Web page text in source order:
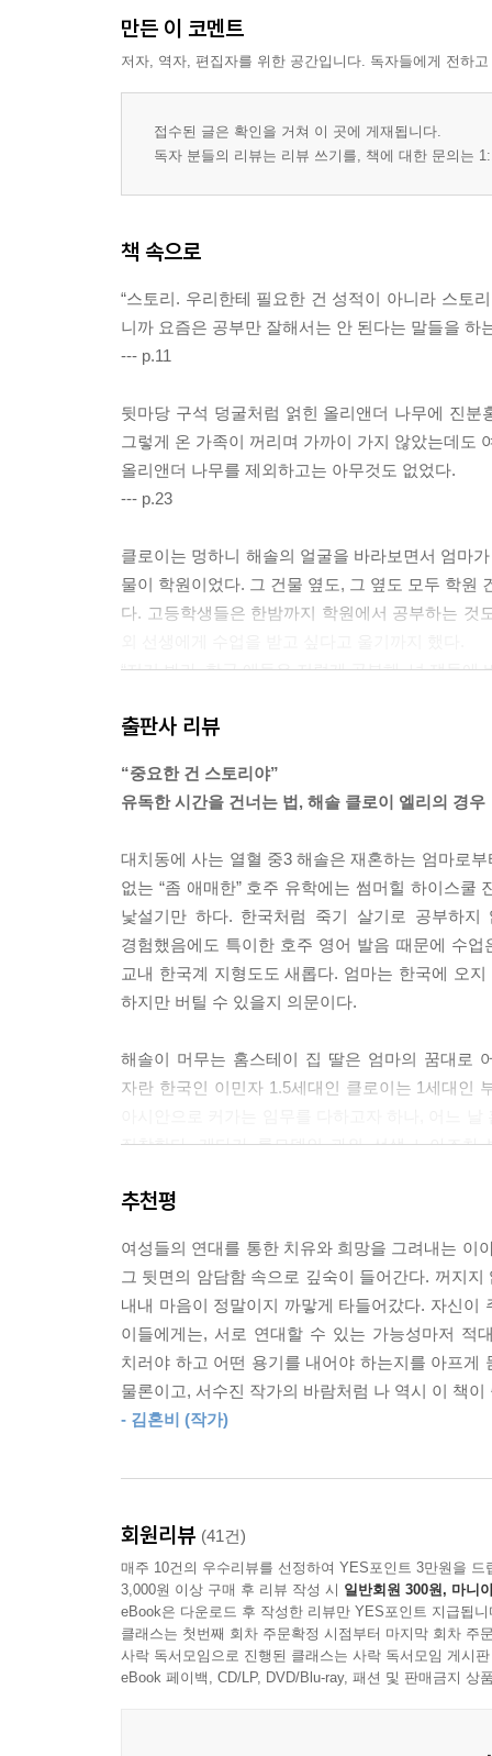
만든 이 코멘트
저자, 역자, 편집자를 위한 공간입니다. 독자들에게 전하
접수된 글은 확인을 거쳐 이 곳에 게재됩니다.
독자 분들의 리뷰는 리뷰 쓰기를, 책에 대한 문의는
책 속으로
“스토리. 우리한테 필요한 건 성적이 아니라 스토
니까 요즘은 공부만 잘해서는 안 된다는 말들을 하
--- p.11
뒷마당 구석 덩굴처럼 얽힌 올리앤더 나무에 진
그렇게 온 가족이 꺼리며 가까이 가지 않았는데도
올리앤더 나무를 제외하고는 아무것도 없었다.
--- p.23
클로이는 멍하니 해솔의 얼굴을 바라보면서 엄마
물이 학원이었다. 그 건물 옆도, 그 옆도 모두 학원
다. 고등학생들은 한밤까지 학원에서 공부하는
“저거 봐라, 한국 애들은 저렇게 공부해. 넌 쟤들에
갈 수 있다. 공부 머리가 있으면 의대도 해볼 만
대에 갈 수 있고, 가야 한다. 조금만 열심히 하면
--- pp.54~55
해솔이 미리 익혀 온 아시아인 비하 표현은 전혀
되었다. FOB(Fresh Off the Boat)나 ABG(Asian
롱하며 스모키 메이크업을 하고 짧은 티셔츠를 입
--- p.65
엄마는 자기가 뭘 하고 싶은지도 모르고 부모가
버티는 애가 많다고. 친한 권사님 딸도 죽자고 고
해솔에게는 스토리가 없었다. 그때도, 지금도.
“자기 이야기가 없는 사람도 있잖아요.”
“그럼 자기 이야기가 없다는 걸 쓰면 되지.”
“그게 어떻게 이야기가 돼요? 없다. 이렇게만 쓸 수
“왜 없는지를 쓸 수 있을 것 같은데. 넌 네 이야기
“없는 데 이유가 어딨어요? 처음부터 없었어요. 전
--- pp.124~125
“그러니까 좋아. 겁내지 않아도 되잖아. 망쳐도 금
11월, 사람들은 모이기만 하면 산불 이야기를 했
한 뉴스가 계속되고 있었다. 평소에 뉴스를 잘 보
잃어버리고 대피소에 모인 사람들, 방독면을 낀
출판사 리뷰
“중요한 건 스토리야”
유독한 시간을 건너는 법, 해솔 클로이 엘리의 경우
대치동에 사는 열혈 중3 해솔은 재혼하는 엄마로
없는 “좀 애매한” 호주 유학에는 썸머힐 하이스
낯설기만 하다. 한국처럼 죽기 살기로 공부하
경험했음에도 특이한 호주 영어 발음 때문에 수
교내 한국계 지형도도 새롭다. 엄마는 한국에 오
하지만 버틸 수 있을지 의문이다.
해솔이 머무는 홈스테이 집 딸은 엄마의 꿈대로
자란 한국인 이민자 1.5세대인 클로이는 1세대인
집착한다. 게다가 롤모델인 과외 선생 노아조
거”(210쪽)다.
클로이네 건너편 집에는 한인 2세 문제아 엘리가
불쾌한 표정을 짓는 한국말을 할 줄 모르는 아이,
가르치지 않았으나 이제는 한국말 한마디 못하
비자로 본인들을 초청하기만을 기다리는 처지
학교의 잘나가는 백인 아이들과 어울리며 허구한
열일곱 살, 아직은 “자기 이야기가 없는” 해솔
해솔에게는 스토리가 없었다. 그때도, 지금도.
“자기 이야기가 없는 사람도 있잖아요.”
“그럼 자기 이야기가 없다는 걸 쓰면 되지.”
“그게 어떻게 이야기가 돼요? 없다. 이렇게만 쓸 수
“왜 없는지를 쓸 수 있을 것 같은데. 넌 네 이야기
추천평
여성들의 연대를 통한 치유와 희망을 그려내는 이
그 뒷면의 암담함 속으로 깊숙이 들어간다. 꺼지
내내 마음이 정말이지 까맣게 타들어갔다. 자신이
이들에게는, 서로 연대할 수 있는 가능성마저 적
치러야 하고 어떤 용기를 내어야 하는지를 아프
물론이고, 서수진 작가의 바람처럼 나 역시 이 책
- 김혼비 (작가)
회원리뷰 (41건)
매주 10건의 우수리뷰를 선정하여 YES포인트 3만원을 드
3,000원 이상 구매 후 리뷰 작성 시 일반회원 300원, 마니
eBook은 다운로드 후 작성한 리뷰만 YES포인트 지급됩니
클래스는 첫번째 회차 주문확정 시점부터 마지막 회차 주
사락 독서모임으로 진행된 클래스는 사락 독서모임 게시
eBook 페이백, CD/LP, DVD/Blu-ray, 패션 및 판매금지 상